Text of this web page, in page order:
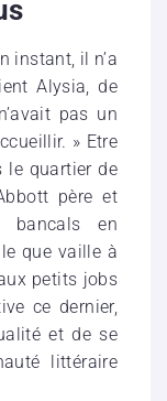
instant, il n’a
Alysia, de
pas un
» Etre
le quartier de
père et
bancals en
que vaille à
petits jobs
ce dernier,
et de se
littéraire